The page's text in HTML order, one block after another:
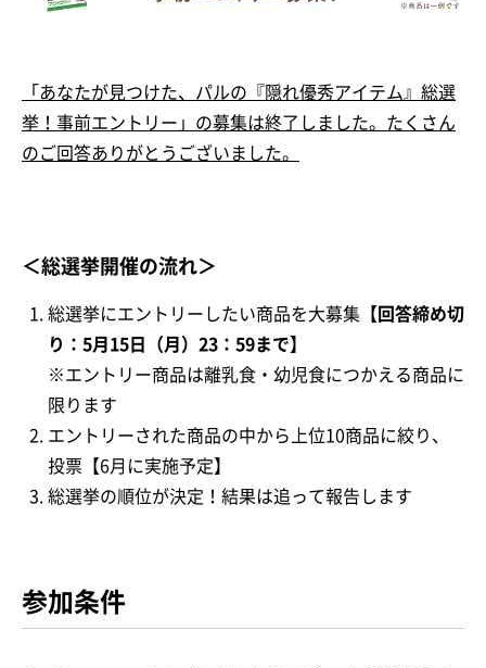
「あなたが見つけた、パルの『隠れ優秀アイテム』総選
挙！事前エントリー」の募集は終了しました。たくさん
のご回答ありがとうございました。
＜総選挙開催の流れ＞
総選挙にエントリーしたい商品を大募集 【回答締め切
り：5月15日（月）23：59まで】
※エントリー商品は離乳食・幼児食につかえる商品に
限ります
エントリーされた商品の中から上位10商品に絞り、
投票【6月に実施予定】
総選挙の順位が決定！結果は追って報告します
参加条件